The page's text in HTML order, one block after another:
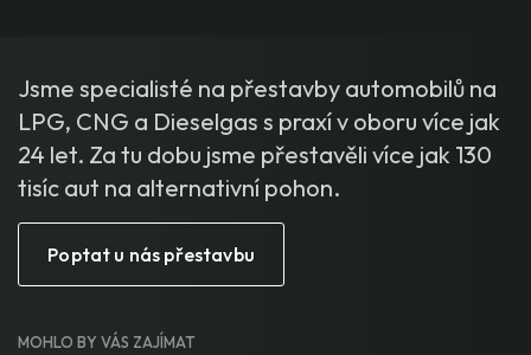
Jsme specialisté na přestavby automobilů na
LPG, CNG a Dieselgas s praxí v oboru více jak
24 let. Za tu dobu jsme přestavěli více jak 130
tisíc aut na alternativní pohon.
Poptat u nás přestavbu
MOHLO BY VÁS ZAJÍMAT